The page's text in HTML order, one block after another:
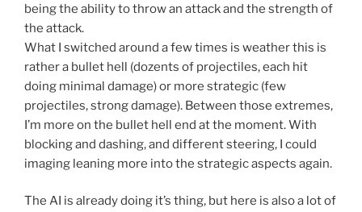
being the ability to throw an attack and the strength of
the attack.
What I switched around a few times is weather this is
rather a bullet hell (dozents of projectiles, each hit
doing minimal damage) or more strategic (few
projectiles, strong damage). Between those extremes,
I’m more on the bullet hell end at the moment. With
blocking and dashing, and different steering, I could
imaging leaning more into the strategic aspects again.
The AI is already doing it’s thing, but here is also a lot of